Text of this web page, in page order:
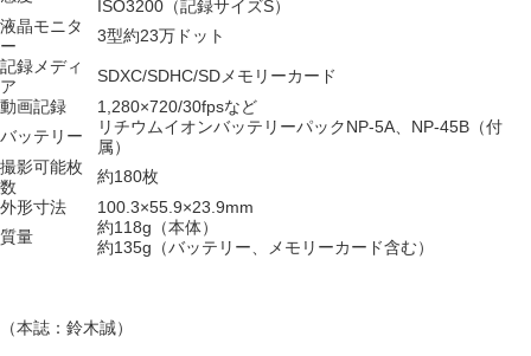
ISO3200（記録サイズS）
液晶モニタ
ー
3型約23万ドット
記録メディ
ア
SDXC/SDHC/SDメモリーカード
動画記録
1,280×720/30fpsなど
バッテリー
リチウムイオンバッテリーパックNP-5A、NP-45B（付
属）
撮影可能枚
数
約180枚
外形寸法
100.3×55.9×23.9mm
質量
約118g（本体）
約135g（バッテリー、メモリーカード含む）
（本誌：鈴木誠）